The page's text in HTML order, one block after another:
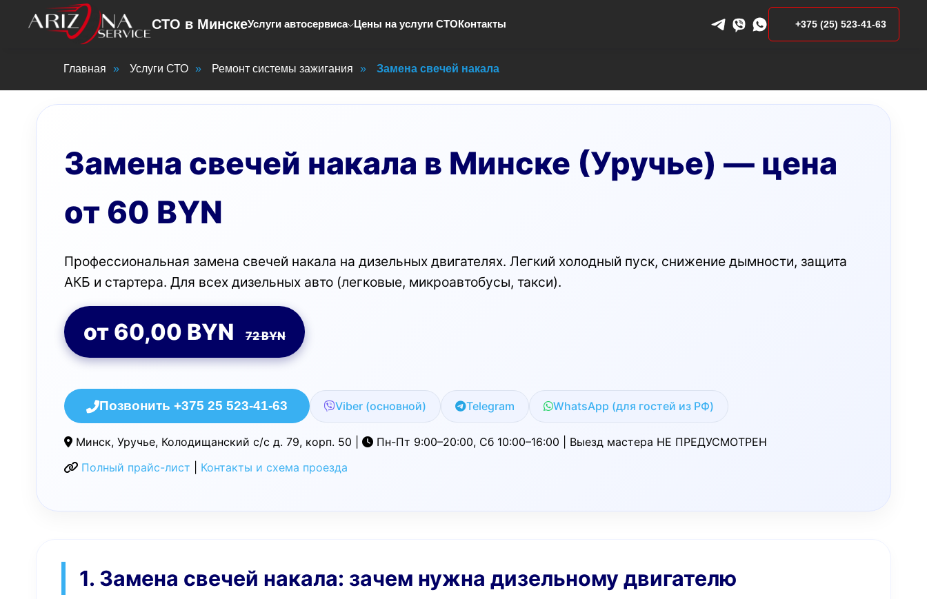
СТО в МинскеУслуги автосервиса Цены на услуги СТОКонтакты +375 (25) 523-41-63
Главная » Услуги СТО » Ремонт системы зажигания » Замена свечей накала
Замена свечей накала в Минске (Уручье) — цена
от 60 BYN
Профессиональная замена свечей накала на дизельных двигателях. Легкий холодный пуск, снижение дымности, защита
АКБ и стартера. Для всех дизельных авто (легковые, микроавтобусы, такси).
от 60,00 BYN 72 BYN
Позвонить +375 25 523-41-63 Viber (основной) Telegram WhatsApp (для гостей из РФ)
Минск, Уручье, Колодищанский с/с д. 79, корп. 50 |
Пн-Пт 9:00–20:00, Сб 10:00–16:00 | Выезд мастера НЕ ПРЕДУСМОТРЕН
Полный прайс-лист
Контакты и схема проезда
1. Замена свечей накала: зачем нужна дизельному двигателю